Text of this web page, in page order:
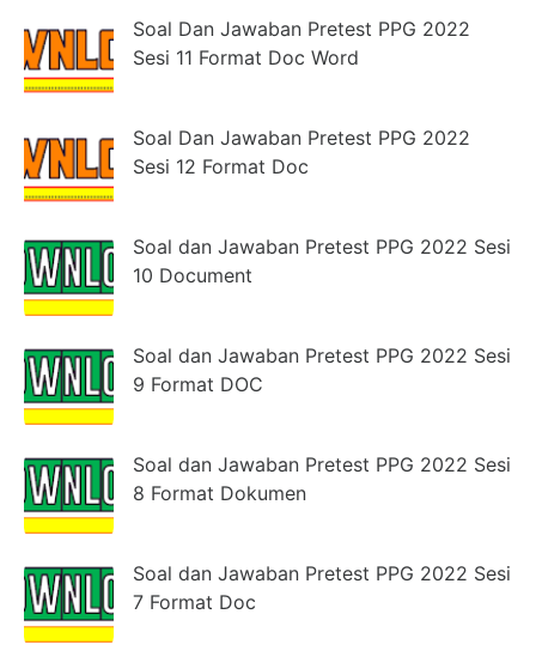
Soal Dan Jawaban Pretest PPG 2022
Sesi 11 Format Doc Word
Soal Dan Jawaban Pretest PPG 2022
Sesi 12 Format Doc
Soal dan Jawaban Pretest PPG 2022 Sesi
10 Document
Soal dan Jawaban Pretest PPG 2022 Sesi
9 Format DOC
Soal dan Jawaban Pretest PPG 2022 Sesi
8 Format Dokumen
Soal dan Jawaban Pretest PPG 2022 Sesi
7 Format Doc